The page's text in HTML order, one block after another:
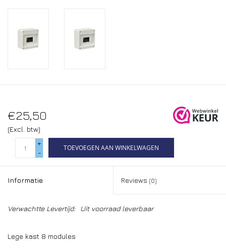
€25,50
(Excl. btw)
+
-
TOEVOEGEN AAN WINKELWAGEN
Informatie Reviews (0)
Verwachtte Levertijd: Uit voorraad leverbaar
Lege kast 8 modules